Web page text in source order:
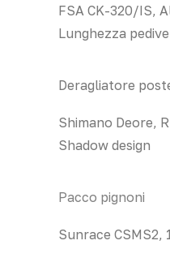
FSA CK-320/IS,
Lunghezza
Deragliatore
Shimano Deore,
Shadow design
Pacco pignoni
Sunrace CSMS2,